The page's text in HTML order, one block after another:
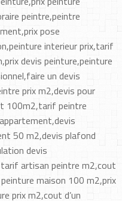
peintre,peintre
pose
interieur prix,tarif
devis peinture,peinture
un devis
prix m2,devis pour
100m2,tarif peintre
50 m2,devis plafond
devis
artisan peintre m2,cout
maison 100 m2,prix
prix m2,cout d’un